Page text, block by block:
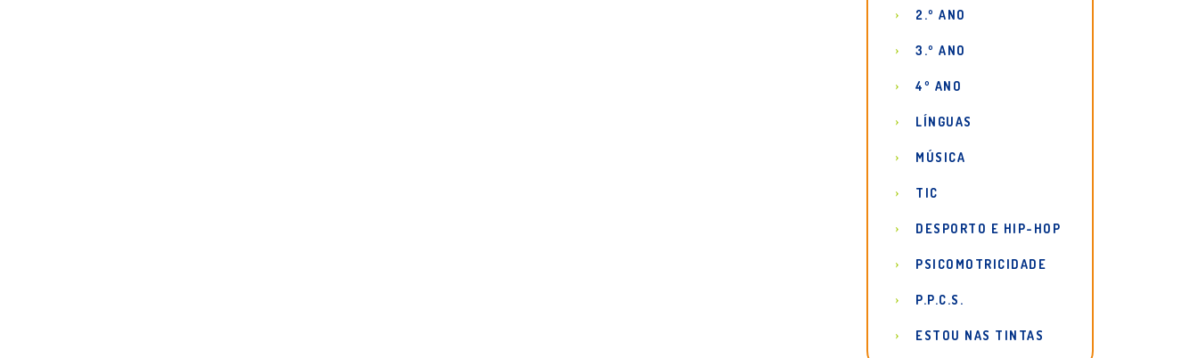
2.º ANO
3.º ANO
4º ANO
LÍNGUAS
MÚSICA
TIC
DESPORTO E HIP-HOP
PSICOMOTRICIDADE
P.P.C.S.
ESTOU NAS TINTAS